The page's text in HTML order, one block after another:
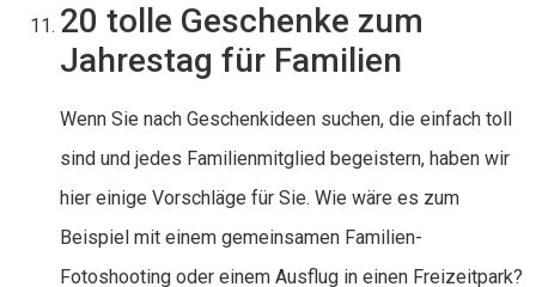
20 tolle Geschenke zum
Jahrestag für Familien
Wenn Sie nach Geschenkideen suchen, die einfach toll
sind und jedes Familienmitglied begeistern, haben wir
hier einige Vorschläge für Sie. Wie wäre es zum
Beispiel mit einem gemeinsamen Familien-
Fotoshooting oder einem Ausflug in einen Freizeitpark?